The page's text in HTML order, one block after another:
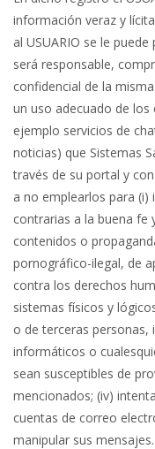
información veraz y
al USUARIO se le
será responsable,
confidencial de la
un uso adecuado de
ejemplo servicios de
noticias) que Sistemas
través de su portal y
a no emplearlos para (i)
contrarias a la buena fe
contenidos o
pornográfico-ilegal, de
contra los derechos
sistemas físicos y
o de terceras personas,
informáticos o
sean susceptibles de
mencionados; (iv)
cuentas de correo
manipular sus